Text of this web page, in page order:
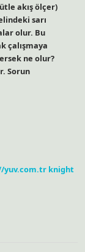
akış ölçer)
sarı
olur. Bu
çalışmaya
ne olur?
Sorun
yuv.com.tr knight